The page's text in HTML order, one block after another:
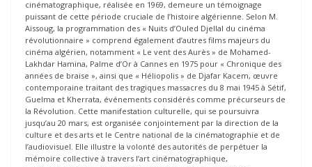
cinématographique, réalisée en 1969, demeure un témoignage
puissant de cette période cruciale de l’histoire algérienne. Selon M.
Aïssoug, la programmation des « Nuits d’Ouled Djellal du cinéma
révolutionnaire » comprend également d’autres films majeurs du
cinéma algérien, notamment « Le vent des Aurès » de Mohamed-
Lakhdar Hamina, Palme d’Or à Cannes en 1975 pour « Chronique des
années de braise », ainsi que « Héliopolis » de Djafar Kacem, œuvre
contemporaine traitant des tragiques massacres du 8 mai 1945 à Sétif,
Guelma et Kherrata, événements considérés comme précurseurs de
la Révolution. Cette manifestation culturelle, qui se poursuivra
jusqu’au 20 mars, est organisée conjointement par la direction de la
culture et des arts et le Centre national de la cinématographie et de
l’audiovisuel. Elle illustre la volonté des autorités de perpétuer la
mémoire collective à travers l’art cinématographique,